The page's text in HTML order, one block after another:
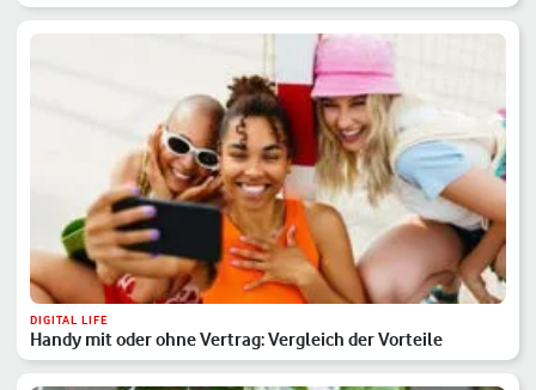
DIGITAL LIFE
Handy mit oder ohne Vertrag: Vergleich der Vorteile